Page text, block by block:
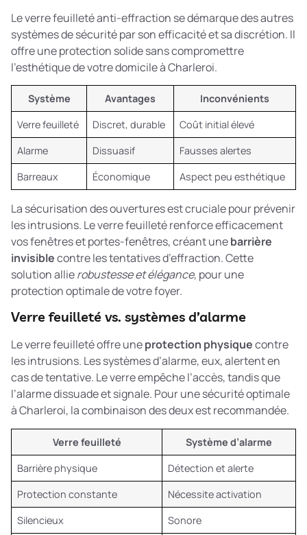
Le verre feuilleté anti-effraction se démarque des autres
systèmes de sécurité par son efficacité et sa discrétion. Il
offre une protection solide sans compromettre
l’esthétique de votre domicile à Charleroi.
Système Avantages
Inconvénients
Verre feuilleté
Discret, durable
Coût initial élevé
Alarme
Dissuasif
Fausses alertes
Barreaux
Économique Aspect peu esthétique
La sécurisation des ouverturesest cruciale pour prévenir
les intrusions. Le verre feuilleté renforce efficacement
vos fenêtres et portes-fenêtres, créant unebarrière
invisiblecontre les tentatives d’effraction. Cette
solution allierobustesse et élégance, pour une
protection optimale de votre foyer.
Verre feuilleté vs. systèmes d’alarme
Le verre feuilleté offre uneprotection physiquecontre
les intrusions. Les systèmes d’alarme, eux, alertent en
cas de tentative. Le verre empêche l’accès, tandis que
l’alarme dissuade et signale. Pour une sécurité optimale
à Charleroi, la combinaison des deux est recommandée.
Verre feuilleté
Système d’alarme
Barrière physique
Détection et alerte
Protection constante
Nécessite activation
Silencieux
Sonore